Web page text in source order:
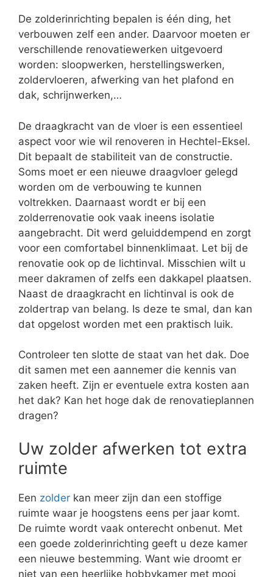
De zolderinrichting bepalen is één ding, het
verbouwen zelf een ander. Daarvoor moeten er
verschillende renovatiewerken uitgevoerd
worden: sloopwerken, herstellingswerken,
zoldervloeren, afwerking van het plafond en
dak, schrijnwerken,…
De draagkracht van de vloer is een essentieel
aspect voor wie wil renoveren in Hechtel-Eksel.
Dit bepaalt de stabiliteit van de constructie.
Soms moet er een nieuwe draagvloer gelegd
worden om de verbouwing te kunnen
voltrekken. Daarnaast wordt er bij een
zolderrenovatie ook vaak ineens isolatie
aangebracht. Dit werd geluiddempend en zorgt
voor een comfortabel binnenklimaat. Let bij de
renovatie ook op de lichtinval. Misschien wilt u
meer dakramen of zelfs een dakkapel plaatsen.
Naast de draagkracht en lichtinval is ook de
zoldertrap van belang. Is deze te smal, dan kan
dat opgelost worden met een praktisch luik.
Controleer ten slotte de staat van het dak. Doe
dit samen met een aannemer die kennis van
zaken heeft. Zijn er eventuele extra kosten aan
het dak? Kan het hoge dak de renovatieplannen
dragen?
Uw zolder afwerken tot extra
ruimte
Een zolder kan meer zijn dan een stoffige
ruimte waar je hoogstens eens per jaar komt.
De ruimte wordt vaak onterecht onbenut. Met
een goede zolderinrichting geeft u deze kamer
een nieuwe bestemming. Want wie droomt er
niet van een heerlijke hobbykamer met mooi